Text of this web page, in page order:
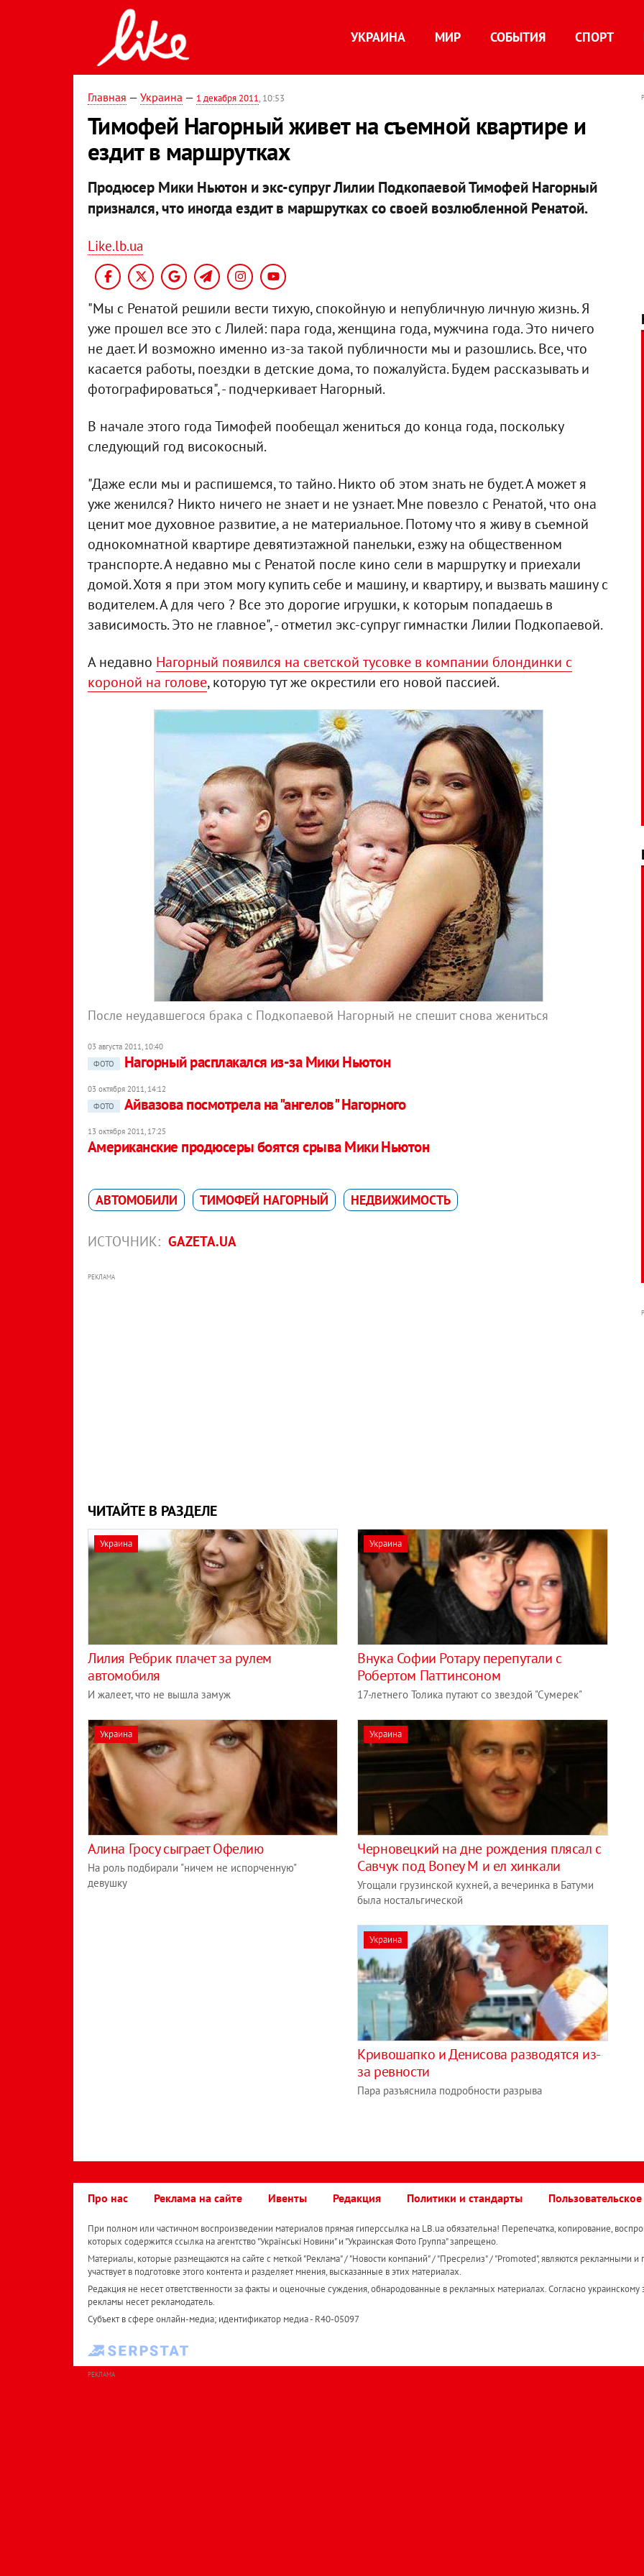
УКРАИНА МИР СОБЫТИЯ СПОРТ
Главная — Украина — 1 декабря 2011, 10:53
Тимофей Нагорный живет на съемной квартире и
ездит в маршрутках
Продюсер Мики Ньютон и экс-супруг Лилии Подкопаевой Тимофей Нагорный
признался, что иногда ездит в маршрутках со своей возлюбленной Ренатой.
Like.lb.ua
"Мы с Ренатой решили вести тихую, спокойную и непубличную личную жизнь. Я
уже прошел все это с Лилей: пара года, женщина года, мужчина года. Это ничего
не дает. И возможно именно из-за такой публичности мы и разошлись. Все, что
касается работы, поездки в детские дома, то пожалуйста. Будем рассказывать и
фотографироваться", - подчеркивает Нагорный.
В начале этого года Тимофей пообещал жениться до конца года, поскольку
следующий год високосный.
"Даже если мы и распишемся, то тайно. Никто об этом знать не будет. А может я
уже женился? Никто ничего не знает и не узнает. Мне повезло с Ренатой, что она
ценит мое духовное развитие, а не материальное. Потому что я живу в съемной
однокомнатной квартире девятиэтажной панельки, езжу на общественном
транспорте. А недавно мы с Ренатой после кино сели в маршрутку и приехали
домой. Хотя я при этом могу купить себе и машину, и квартиру, и вызвать машину с
водителем. А для чего ? Все это дорогие игрушки, к которым попадаешь в
зависимость. Это не главное", - отметил экс-супруг гимнастки Лилии Подкопаевой.
А недавно Нагорный появился на светской тусовке в компании блондинки с
короной на голове, которую тут же окрестили его новой пассией.
После неудавшегося брака с Подкопаевой Нагорный не спешит снова жениться
03 августа 2011, 10:40
ФОТО
Нагорный расплакался из-за Мики Ньютон
03 октября 2011, 14:12
ФОТО
Айвазова посмотрела на "ангелов" Нагорного
13 октября 2011, 17:25
Американские продюсеры боятся срыва Мики Ньютон
АВТОМОБИЛИ ТИМОФЕЙ НАГОРНЫЙ НЕДВИЖИМОСТЬ
ИСТОЧНИК: GAZETA.UA
РЕКЛАМА
ЧИТАЙТЕ В РАЗДЕЛЕ
Украина
Лилия Ребрик плачет за рулем
автомобиля
И жалеет, что не вышла замуж
Украина
Внука Софии Ротару перепутали с
Робертом Паттинсоном
17-летнего Толика путают со звездой "Сумерек"
Украина
Алина Гросу сыграет Офелию
На роль подбирали "ничем не испорченную"
девушку
Украина
Черновецкий на дне рождения плясал с
Савчук под Boney M и ел хинкали
Угощали грузинской кухней, а вечеринка в Батуми
была ностальгической
Украина
Кривошапко и Денисова разводятся из-
за ревности
Пара разъяснила подробности разрыва
Про нас Реклама на сайте Ивенты Редакция Политики и стандарты
При полном или частичном воспроизведении материалов прямая гиперссылка на LB.ua обязательна! Перепечатка, копирование,
которых содержится ссылка на агентство "Українськi Новини" и "Украинская Фото Группа" запрещено.
Материалы, которые размещаются на сайте с меткой "Реклама" / "Новости компаний" / "Пресрелиз" / "Promoted", являются рекламными и
участвует в подготовке этого контента и разделяет мнения, высказанные в этих материалах.
Редакция не несет ответственности за факты и оценочные суждения, обнародованные в рекламных материалах. Согласно украинскому
рекламы несет рекламодатель.
Субъект в сфере онлайн-медиа; идентификатор медиа - R40-05097
РЕКЛАМА